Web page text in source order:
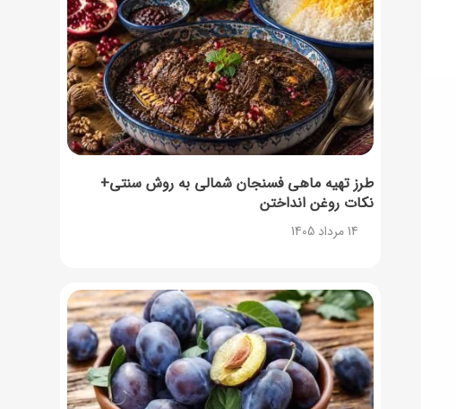
طرز تهیه ماهی فسنجان شمالی به روش سنتی+
نکات روغن انداختن
14 مرداد 1405